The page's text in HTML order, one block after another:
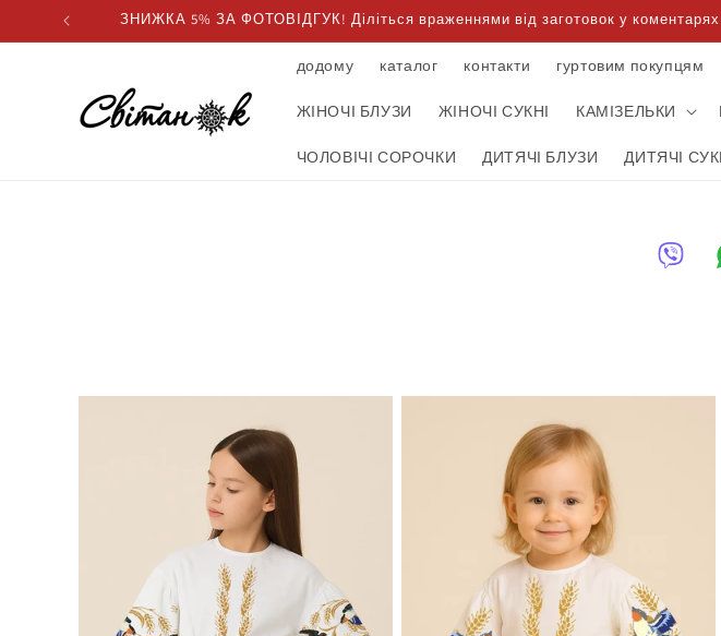
та перейти
до вмісту
ЗНИЖКА 5% ЗА ФОТОВІДГУК! Діліться враженнями від заготовок у
додому каталог контакти гуртовим покупцям
ЖІНОЧІ БЛУЗИ ЖІНОЧІ СУКНІ КАМІЗЕЛЬКИ
ЧОЛОВІЧІ СОРОЧКИ ДИТЯЧІ БЛУЗИ ДИТЯЧІ